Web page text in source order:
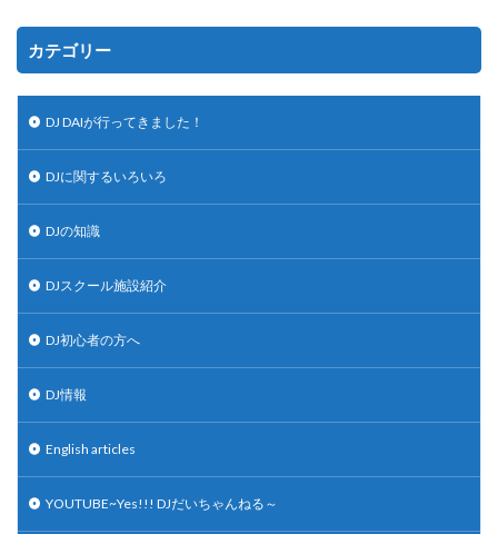
カテゴリー
DJ DAIが行ってきました！
DJに関するいろいろ
DJの知識
DJスクール施設紹介
DJ初心者の方へ
DJ情報
English articles
YOUTUBE~Yes!!! DJだいちゃんねる～